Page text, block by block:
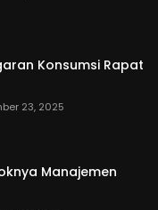
Konsumsi Rapat
23, 2025
Manajemen